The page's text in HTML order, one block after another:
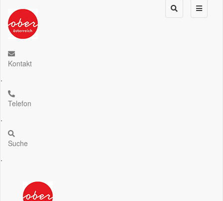
Kontakt
.
Telefon
.
Suche
.